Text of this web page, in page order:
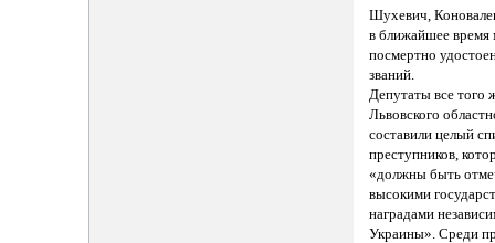
Шухевич,
в ближайшее время
посмертно
званий.
Депутаты все того
Львовского
составили целый
преступников,
«должны быть
высокими
наградами
Украины». Среди